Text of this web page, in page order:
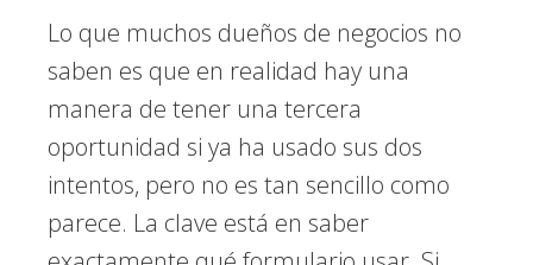
Lo que muchos dueños de negocios no
saben es que en realidad hay una
manera de tener una tercera
oportunidad si ya ha usado sus dos
intentos, pero no es tan sencillo como
parece. La clave está en saber